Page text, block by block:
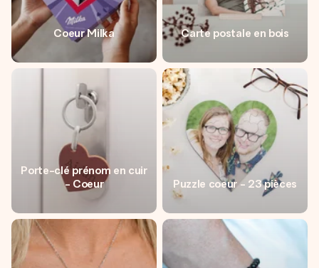
Coeur Milka Carte postale en bois
Porte-clé prénom en cuir
- Coeur
Puzzle coeur - 23 pièces